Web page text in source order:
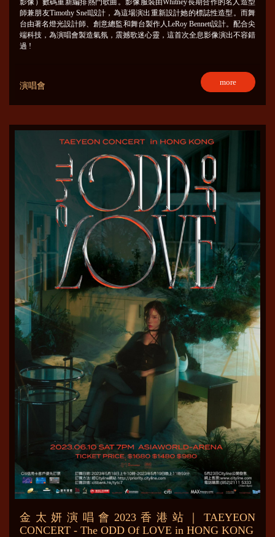
師兼朋友Timothy Snell設計，為這場演出重新設計她的標誌性造型。而舞
台由著名燈光設計師、創意總監和舞台製作人LeRoy Bennett設計。配合尖
端科技，為演唱會製造氣氛，震撼歌迷心靈，這首次全息影像演出不容錯
過 !
演唱會 more
金太妍演唱會2023香港站｜TAEYEON
CONCERT - The ODD Of LOVE in HONG KONG